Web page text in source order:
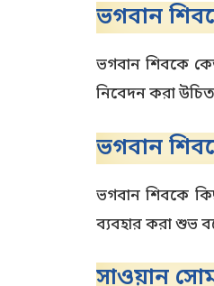
ভগবান
ভগবান শিবকে
নিবেদন করা
ভগবান
ভগবান শিবকে
ব্যবহার করা শুভ
সাওয়ান